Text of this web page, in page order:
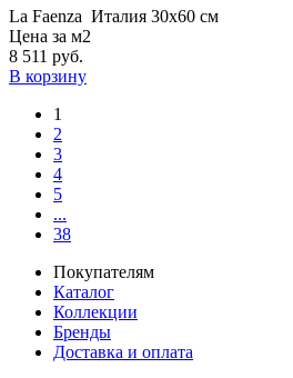
La Faenza Италия 30x60 см
Цена за м2
8 511 руб.
В корзину
1
2
3
4
5
...
38
Покупателям
Каталог
Коллекции
Бренды
Доставка и оплата